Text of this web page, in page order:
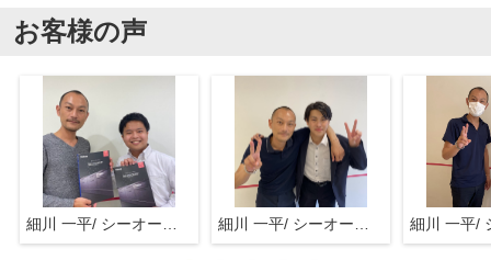
お客様の声
細川 一平/ シーオーエム(株) 細川 一平/ シーオーエム(株)